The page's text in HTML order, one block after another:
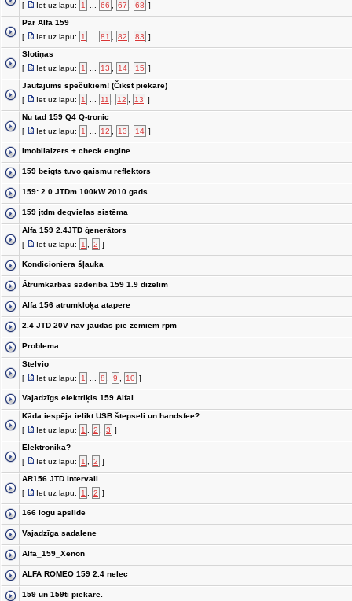
[
Iet uz lapu: 1 66 67 68 ]
Par Alfa 159
[
Iet uz lapu: 1 81 82 83 ]
Slotiņas
[
Iet uz lapu: 1 13 14 15 ]
Jautājums spečukiem! (Čīkst piekare)
[
Iet uz lapu: 1 11 12 13 ]
Nu tad 159 Q4 Q-tronic
[
Iet uz lapu: 1 12 13 14 ]
Imobilaizers + check engine
159 beigts tuvo gaismu reflektors
159: 2.0 JTDm 100kW 2010.gads
159 jtdm degvielas sistēma
Alfa 159 2.4JTD ģenerātors
[
Iet uz lapu: 1 2 ]
Kondicioniera šļauka
Ātrumkārbas saderība 159 1.9 dīzelim
Alfa 156 atrumkloķa atapere
2.4 JTD 20V nav jaudas pie zemiem rpm
Problema
Stelvio
[
Iet uz lapu: 1 8 9 10 ]
Vajadzīgs elektriķis 159 Alfai
Kāda iespēja ielikt USB štepseli un handsfee?
[
Iet uz lapu: 1 2 3 ]
Elektronika?
[
Iet uz lapu: 1 2 ]
AR156 JTD intervall
[
Iet uz lapu: 1 2 ]
166 logu apsilde
Vajadzīga sadalene
Alfa_159_Xenon
ALFA ROMEO 159 2.4 nelec
159 un 159ti piekare.